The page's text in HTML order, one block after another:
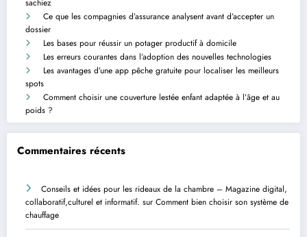
sachiez
Ce que les compagnies d’assurance analysent avant d’accepter un
dossier
Les bases pour réussir un potager productif à domicile
Les erreurs courantes dans l’adoption des nouvelles technologies
Les avantages d’une app pêche gratuite pour localiser les meilleurs
spots
Comment choisir une couverture lestée enfant adaptée à l’âge et au
poids ?
Commentaires récents
Conseils et idées pour les rideaux de la chambre – Magazine digital,
collaboratif,culturel et informatif. sur Comment bien choisir son système de
chauffage